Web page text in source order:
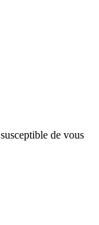
de vous